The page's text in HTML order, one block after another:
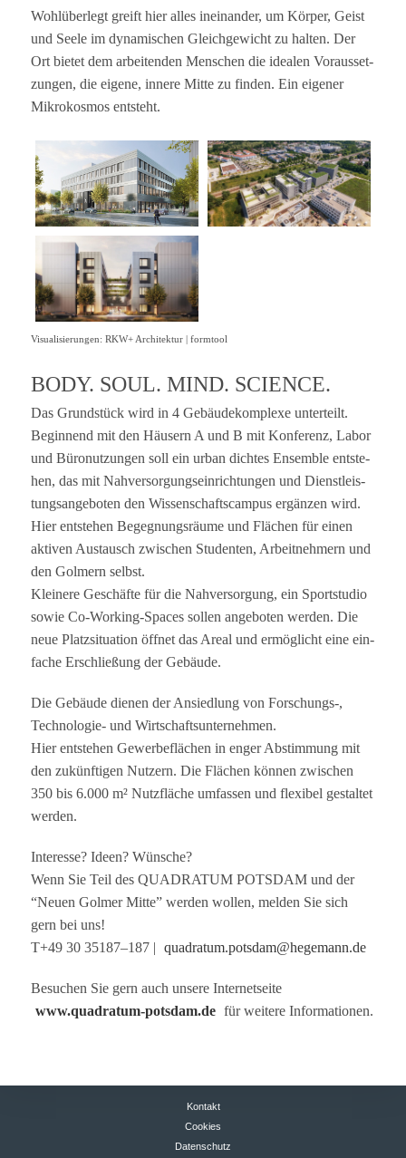
Wohl­über­legt greift hier alles inein­an­der, um Kör­per, Geist
und Seele im dyna­mi­schen Gleich­ge­wicht zu hal­ten. Der
Ort bie­tet dem arbei­ten­den Men­schen die idea­len Vor­aus­set­
zun­gen, die eigene, innere Mitte zu fin­den. Ein eige­ner
Mikro­kos­mos entsteht.
Visua­li­sie­run­gen: RKW+ Archi­tek­tur | formtool
BODY. SOUL. MIND. SCIENCE.
Das Grund­stück wird in 4 Gebäu­de­kom­plexe unter­teilt.
Begin­nend mit den Häu­sern A und B mit Kon­fe­renz, Labor
und Büro­nut­zun­gen soll ein urban dich­tes Ensem­ble ent­ste­
hen, das mit Nah­ver­sor­gungs­ein­rich­tun­gen und Dienst­leis­
tungs­an­ge­bo­ten den Wis­sen­schafts­cam­pus ergän­zen wird.
Hier ent­ste­hen Begeg­nungs­räume und Flä­chen für einen
akti­ven Aus­tausch zwi­schen Stu­den­ten, Arbeit­neh­mern und
den Gol­mern selbst.
Klei­nere Geschäfte für die Nah­ver­sor­gung, ein Sport­stu­dio
sowie Co-Working-Spaces sol­len ange­bo­ten wer­den. Die
neue Platz­si­tua­tion öff­net das Areal und ermög­licht eine ein­
fa­che Erschlie­ßung der Gebäude.
Die Gebäude die­nen der Ansied­lung von Forschungs‑,
Tech­no­lo­gie- und Wirtschaftsunternehmen.
Hier ent­ste­hen Gewer­be­flä­chen in enger Abstim­mung mit
den zukünf­ti­gen Nut­zern. Die Flä­chen kön­nen zwi­schen
350 bis 6.000 m² Nutz­flä­che umfas­sen und fle­xi­bel gestal­tet
werden.
Inter­esse? Ideen? Wünsche?
Wenn Sie Teil des QUADRATUM POTSDAM und der
“Neuen Gol­mer Mitte” wer­den wol­len, mel­den Sie sich
gern bei uns!
T+49 30 35187–187 |
quadratum.potsdam@hegemann.de
Besu­chen Sie gern auch unsere Inter­net­seite
www.quadratum-potsdam.de für wei­tere Informationen.
Kontakt
Cookies
Datenschutz